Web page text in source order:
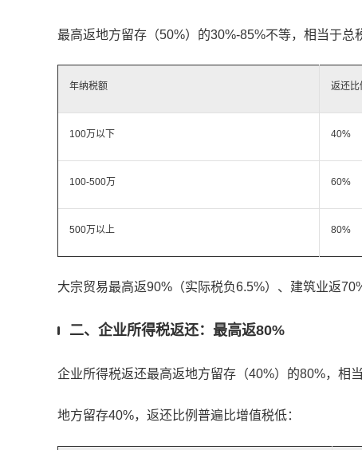
最高返地方留存（50%）的30%-85%不等，相当于总
年纳税额 返还比
100万以下 40%
100-500万 60%
500万以上 80%
大宗贸易最高返90%（实际税负6.5%）、建筑业返
二、企业所得税返还：最高返80%
企业所得税返还最高返地方留存（40%）的80%，相
地方留存40%，返还比例普遍比增值税低：